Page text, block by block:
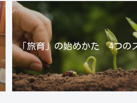
「旅育」の始めかた 4つの